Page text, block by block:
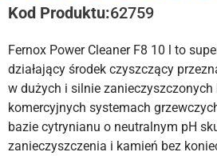
Kod Produktu:62759
Fernox Power Cleaner F8 10 l to
działający środek czyszczący
w dużych i silnie
komercyjnych systemach
bazie cytrynianu o neutralnym pH
zanieczyszczenia i kamień bez